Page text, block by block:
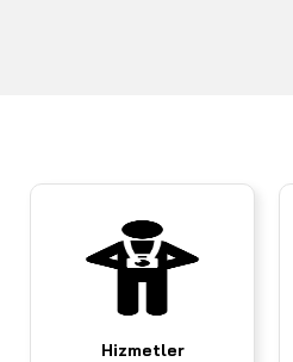
Hizmetler